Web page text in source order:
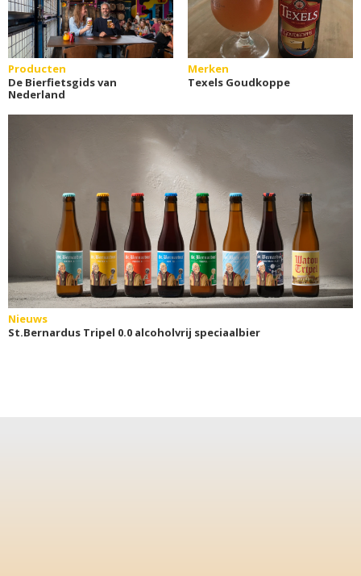
Producten
De Bierfietsgids van
Nederland
Merken
Texels Goudkoppe
Nieuws
St.Bernardus Tripel 0.0 alcoholvrij speciaalbier